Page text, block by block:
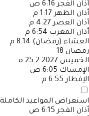
أذان الفجر 6:16 ص
أذان الظهر 1:17 م
أذان العصر 4:27 م
أذان المغرب 6:54 م
العشاء (رمضان) 8:14 م
رمضان 18
الخميس 2027-2-25 مـ
الإمساك 6:05 ص
الإفطار 6:55 م
استعراض المواعيد الكاملة
أذان الفجر 6:15 ص